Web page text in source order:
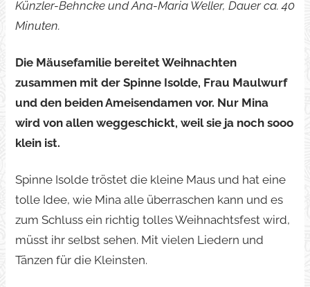
Künzler-Behncke und Ana-Maria Weller, Dauer ca. 40
Minuten.
Die Mäusefamilie bereitet Weihnachten
zusammen mit der Spinne Isolde, Frau Maulwurf
und den beiden Ameisendamen vor. Nur Mina
wird von allen weggeschickt, weil sie ja noch sooo
klein ist.
Spinne Isolde tröstet die kleine Maus und hat eine
tolle Idee, wie Mina alle überraschen kann und es
zum Schluss ein richtig tolles Weihnachtsfest wird,
müsst ihr selbst sehen. Mit vielen Liedern und
Tänzen für die Kleinsten.